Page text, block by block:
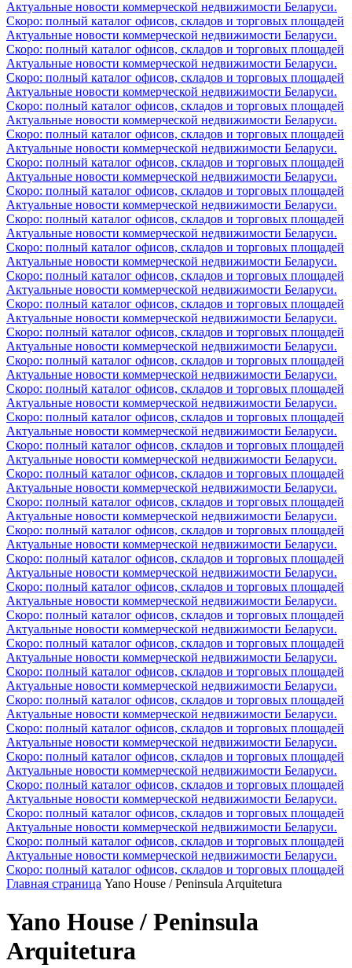
Актуальные новости коммерческой недвижимости Беларуси.
Скоро: полный каталог офисов, складов и торговых площадей
Актуальные новости коммерческой недвижимости Беларуси.
Скоро: полный каталог офисов, складов и торговых площадей
Актуальные новости коммерческой недвижимости Беларуси.
Скоро: полный каталог офисов, складов и торговых площадей
Актуальные новости коммерческой недвижимости Беларуси.
Скоро: полный каталог офисов, складов и торговых площадей
Актуальные новости коммерческой недвижимости Беларуси.
Скоро: полный каталог офисов, складов и торговых площадей
Актуальные новости коммерческой недвижимости Беларуси.
Скоро: полный каталог офисов, складов и торговых площадей
Актуальные новости коммерческой недвижимости Беларуси.
Скоро: полный каталог офисов, складов и торговых площадей
Актуальные новости коммерческой недвижимости Беларуси.
Скоро: полный каталог офисов, складов и торговых площадей
Актуальные новости коммерческой недвижимости Беларуси.
Скоро: полный каталог офисов, складов и торговых площадей
Актуальные новости коммерческой недвижимости Беларуси.
Скоро: полный каталог офисов, складов и торговых площадей
Актуальные новости коммерческой недвижимости Беларуси.
Скоро: полный каталог офисов, складов и торговых площадей
Актуальные новости коммерческой недвижимости Беларуси.
Скоро: полный каталог офисов, складов и торговых площадей
Актуальные новости коммерческой недвижимости Беларуси.
Скоро: полный каталог офисов, складов и торговых площадей
Актуальные новости коммерческой недвижимости Беларуси.
Скоро: полный каталог офисов, складов и торговых площадей
Актуальные новости коммерческой недвижимости Беларуси.
Скоро: полный каталог офисов, складов и торговых площадей
Актуальные новости коммерческой недвижимости Беларуси.
Скоро: полный каталог офисов, складов и торговых площадей
Актуальные новости коммерческой недвижимости Беларуси.
Скоро: полный каталог офисов, складов и торговых площадей
Актуальные новости коммерческой недвижимости Беларуси.
Скоро: полный каталог офисов, складов и торговых площадей
Актуальные новости коммерческой недвижимости Беларуси.
Скоро: полный каталог офисов, складов и торговых площадей
Актуальные новости коммерческой недвижимости Беларуси.
Скоро: полный каталог офисов, складов и торговых площадей
Актуальные новости коммерческой недвижимости Беларуси.
Скоро: полный каталог офисов, складов и торговых площадей
Актуальные новости коммерческой недвижимости Беларуси.
Скоро: полный каталог офисов, складов и торговых площадей
Актуальные новости коммерческой недвижимости Беларуси.
Скоро: полный каталог офисов, складов и торговых площадей
Актуальные новости коммерческой недвижимости Беларуси.
Скоро: полный каталог офисов, складов и торговых площадей
Актуальные новости коммерческой недвижимости Беларуси.
Скоро: полный каталог офисов, складов и торговых площадей
Актуальные новости коммерческой недвижимости Беларуси.
Скоро: полный каталог офисов, складов и торговых площадей
Актуальные новости коммерческой недвижимости Беларуси.
Скоро: полный каталог офисов, складов и торговых площадей
Актуальные новости коммерческой недвижимости Беларуси.
Скоро: полный каталог офисов, складов и торговых площадей
Актуальные новости коммерческой недвижимости Беларуси.
Скоро: полный каталог офисов, складов и торговых площадей
Актуальные новости коммерческой недвижимости Беларуси.
Скоро: полный каталог офисов, складов и торговых площадей
Актуальные новости коммерческой недвижимости Беларуси.
Скоро: полный каталог офисов, складов и торговых площадей
Главная страница Yano House / Peninsula Arquitetura
Yano House / Peninsula
Arquitetura